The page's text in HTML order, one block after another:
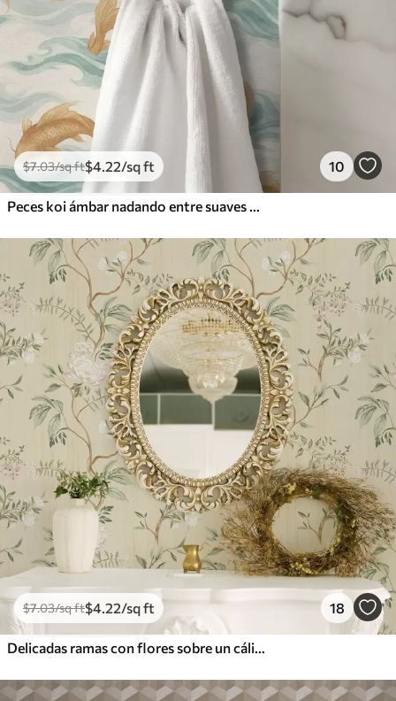
$7.03/sq ft$4.22/sq ft 10
Peces koi ámbar nadando entre suaves olas turquesas
$7.03/sq ft$4.22/sq ft 18
Delicadas ramas con flores sobre un cálido fondo color crema